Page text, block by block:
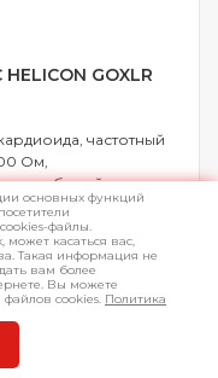
GOXLR
частотный
Ом,
цвет белый.
В наличии
КУПИТЬ
основных функций
файлы.
касаться вас,
Такая информация не
вам более
Вы можете
cookies. Политика